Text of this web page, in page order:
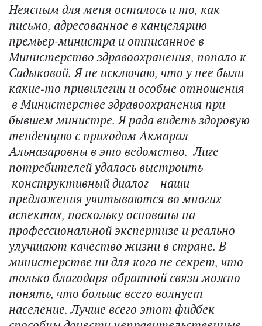
Неясным для меня осталось и то, как
письмо, адресованное в канцелярию
премьер-министра и отписанное в
Министерство здравоохранения, попало к
Садыковой. Я не исключаю, что у нее были
какие-то привилегии и особые отношения
в Министерстве здравоохранения при
бывшем министре. Я рада видеть здоровую
тенденцию с приходом Акмарал
Альназаровны в это ведомство. Лиге
потребителей удалось выстроить
конструктивный диалог – наши
предложения учитываются во многих
аспектах, поскольку основаны на
профессиональной экспертизе и реально
улучшают качество жизни в стране. В
министерстве ни для кого не секрет, что
только благодаря обратной связи можно
понять, что больше всего волнует
население. Лучше всего этот фидбек